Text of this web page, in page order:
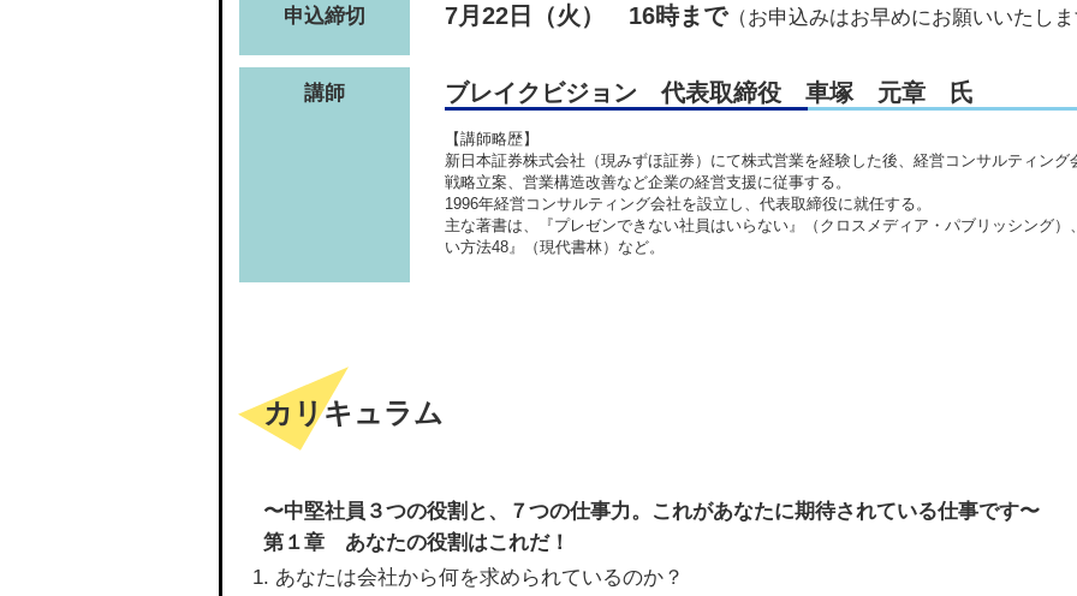
申込締切 7月22日（火） 16時まで（お申込みはお早めにお願いいたし
講師 ブレイクビジョン 代表取締役 車塚 元章 氏
【講師略歴】
新日本証券株式会社（現みずほ証券）にて株式営業を経験した後、経営コンサルティング
戦略立案、営業構造改善など企業の経営支援に従事する。
1996年経営コンサルティング会社を設立し、代表取締役に就任する。
主な著書は、『プレゼンできない社員はいらない』（クロスメディア・パブリッシング
い方法48』（現代書林）など。
カリキュラム
〜中堅社員３つの役割と、７つの仕事力。これがあなたに期待されている仕事です〜
第１章 あなたの役割はこれだ！
あなたは会社から何を求められているのか？